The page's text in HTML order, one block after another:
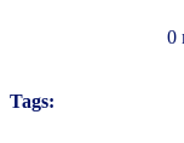
0
Tags: